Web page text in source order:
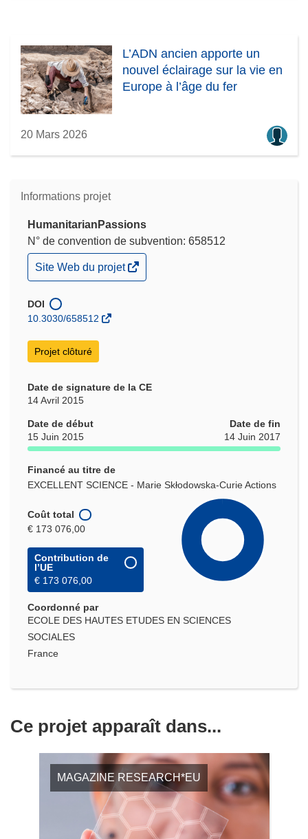
L’ADN ancien apporte un
nouvel éclairage sur la vie en
Europe à l’âge du fer
20 Mars 2026
Informations projet
HumanitarianPassions
N° de convention de subvention: 658512
(s’ouvre
dans
nouvelle
fenêtre)
Site Web du projet
DOI
10.3030/658512
Projet clôturé
Date de signature de la CE
14 Avril 2015
Date de début
15 Juin 2015
Date de fin
14 Juin 2017
Financé au titre de
EXCELLENT SCIENCE - Marie Skłodowska-Curie Actions
Coût total
€ 173 076,00
Contribution de
l’UE
€ 173 076,00
Coordonné par
ECOLE DES HAUTES ETUDES EN SCIENCES
SOCIALES
France
Ce projet apparaît dans...
MAGAZINE RESEARCH*EU